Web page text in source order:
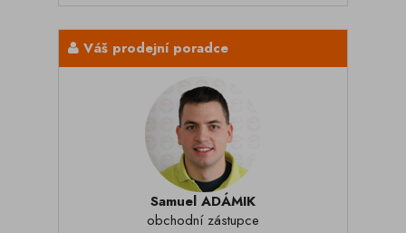
Váš prodejní poradce
Samuel ADÁMIK
obchodní zástupce